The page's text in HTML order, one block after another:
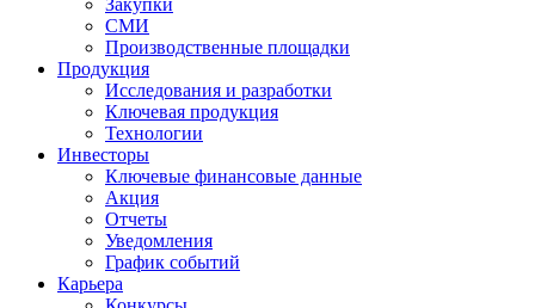
Закупки
СМИ
Производственные площадки
Продукция
Исследования и разработки
Ключевая продукция
Технологии
Инвесторы
Ключевые финансовые данные
Акция
Отчеты
Уведомления
График событий
Карьера